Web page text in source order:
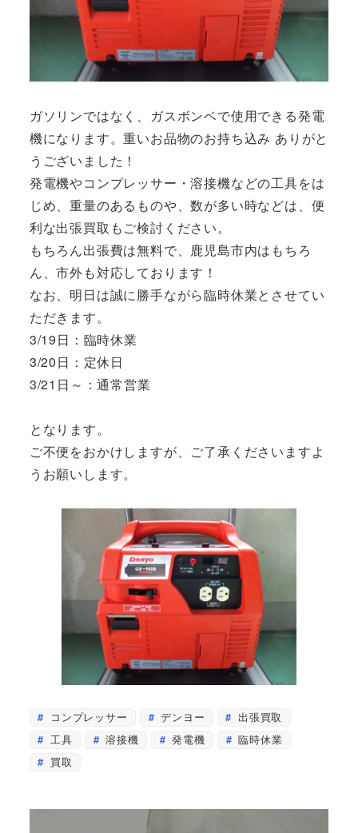
ガソリンではなく、ガスボンベで使用できる発電
機になります。重いお品物のお持ち込み ありがと
うございました！
発電機やコンプレッサー・溶接機などの工具をは
じめ、重量のあるものや、数が多い時などは、便
利な出張買取もご検討ください。
もちろん出張費は無料で、鹿児島市内はもちろ
ん、市外も対応しております！
なお、明日は誠に勝手ながら臨時休業とさせてい
ただきます。
3/19日：臨時休業
3/20日：定休日
3/21日～：通常営業
となります。
ご不便をおかけしますが、ご了承くださいますよ
うお願いします。
コンプレッサー デンヨー
出張買取
工具
溶接機 発電機
臨時休業
買取